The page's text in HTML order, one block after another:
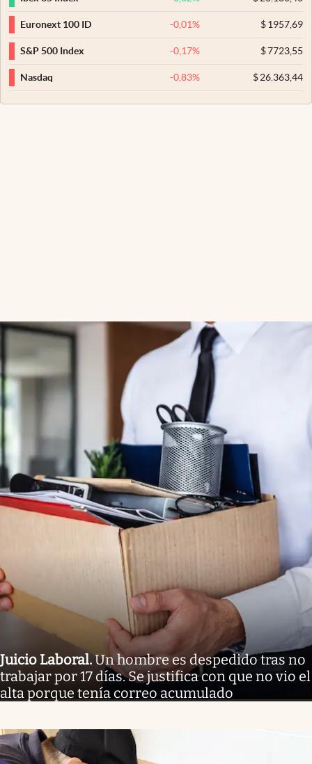
Euronext 100 ID -0,01% $1957,69
S&P 500 Index -0,17% $7723,55
Nasdaq -0,83% $26.363,44
Juicio Laboral.Un hombre es despedido tras no
trabajar por 17 días. Se justifica con que no vio el
alta porque tenía correo acumulado